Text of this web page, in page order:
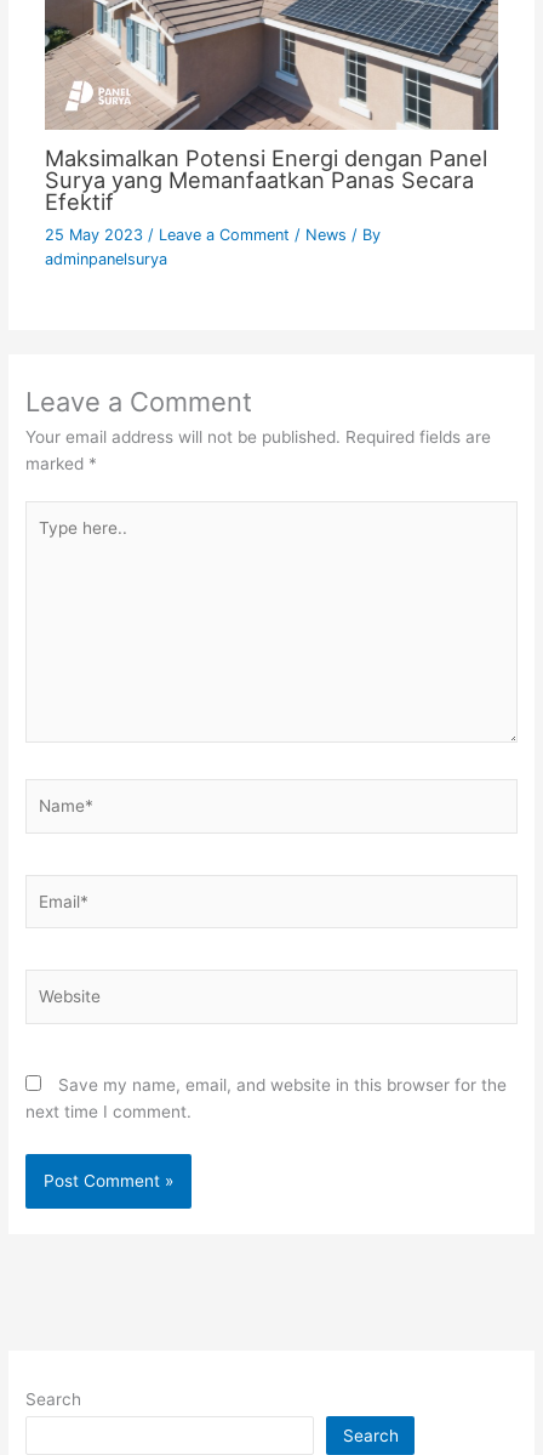
Maksimalkan Potensi Energi dengan Panel
Surya yang Memanfaatkan Panas Secara
Efektif
25 May 2023 / Leave a Comment / News / By
adminpanelsurya
Leave a Comment
Your email address will not be published. Required fields are
marked *
here..
Save my name, email, and website in this browser for the
next time I comment.
Search
Search